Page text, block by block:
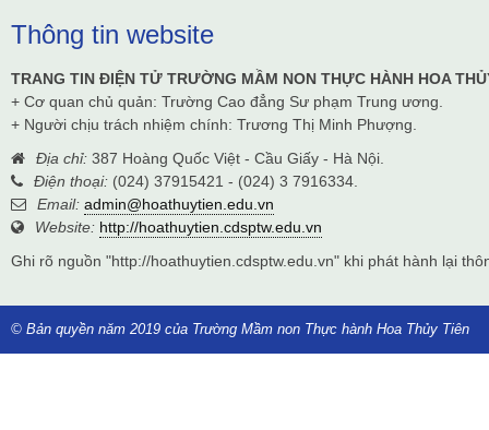
Thông tin website
TRANG TIN ĐIỆN TỬ TRƯỜNG MẦM NON THỰC HÀNH HOA
+ Cơ quan chủ quản: Trường Cao đẳng Sư phạm Trung ương.
+ Người chịu trách nhiệm chính: Trương Thị Minh Phượng.
Địa chỉ: 387 Hoàng Quốc Việt - Cầu Giấy - Hà Nội.
Điện thoại: (024) 37915421 - (024) 3 7916334.
Email: admin@hoathuytien.edu.vn
Website: http://hoathuytien.cdsptw.edu.vn
Ghi rõ nguồn "http://hoathuytien.cdsptw.edu.vn" khi phát hành lại
© Bản quyền năm 2019 của Trường Mầm non Thực hành Hoa Thủy Tiên